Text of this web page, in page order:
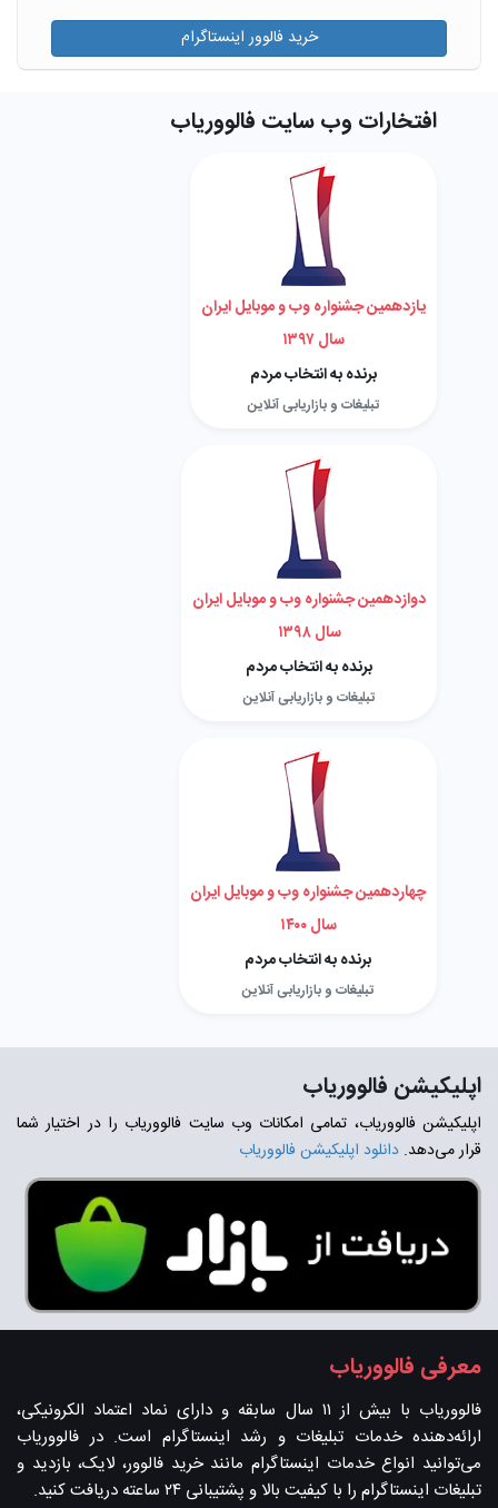
خرید فالوور اینستاگرام
افتخارات وب سایت فالووریاب
یازدهمین جشنواره وب و موبایل ایران
سال ۱۳۹۷
برنده به انتخاب مردم
تبلیغات و بازاریابی آنلاین
دوازدهمین جشنواره وب و موبایل ایران
سال ۱۳۹۸
برنده به انتخاب مردم
تبلیغات و بازاریابی آنلاین
چهاردهمین جشنواره وب و موبایل ایران
سال ۱۴۰۰
برنده به انتخاب مردم
تبلیغات و بازاریابی آنلاین
اپلیکیشن فالووریاب
اپلیکیشن فالووریاب، تمامی امکانات وب سایت فالووریاب را در اختیار شما
قرار می‌دهد. دانلود اپلیکیشن فالووریاب
معرفی فالووریاب
فالووریاب با بیش از ۱۱ سال سابقه و دارای نماد اعتماد الکرونیکی،
ارائه‌دهنده خدمات تبلیغات و رشد اینستاگرام است. در فالووریاب
می‌توانید انواع خدمات اینستاگرام مانند خرید فالوور، لایک، بازدید و
تبلیغات اینستاگرام را با کیفیت بالا و پشتیبانی ۲۴ ساعته دریافت کنید.